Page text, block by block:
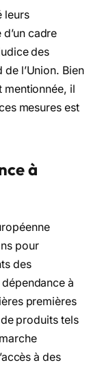
leurs
cadre
des
l’Union. Bien
mentionnée, il
mesures est
à
pour
des
à
premières
produits tels
à des